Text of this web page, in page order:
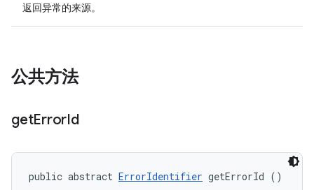
返回异常的来源。
公共方法
getErrorId
public abstract ErrorIdentifier getErrorId ()